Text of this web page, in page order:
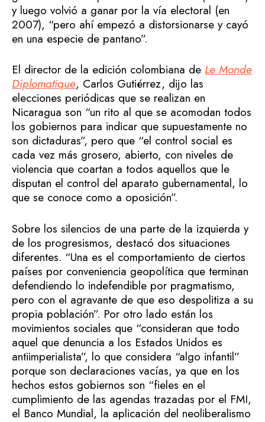
y luego volvió a ganar por la vía electoral (en
2007), “pero ahí empezó a distorsionarse y cayó
en una especie de pantano”.
El director de la edición colombiana de Le Monde
Diplomatique, Carlos Gutiérrez, dijo las
elecciones periódicas que se realizan en
Nicaragua son “un rito al que se acomodan todos
los gobiernos para indicar que supuestamente no
son dictaduras”, pero que “el control social es
cada vez más grosero, abierto, con niveles de
violencia que coartan a todos aquellos que le
disputan el control del aparato gubernamental, lo
que se conoce como a oposición”.
Sobre los silencios de una parte de la izquierda y
de los progresismos, destacó dos situaciones
diferentes. “Una es el comportamiento de ciertos
países por conveniencia geopolítica que terminan
defendiendo lo indefendible por pragmatismo,
pero con el agravante de que eso despolitiza a su
propia población”. Por otro lado están los
movimientos sociales que “consideran que todo
aquel que denuncia a los Estados Unidos es
antiimperialista”, lo que considera “algo infantil”
porque son declaraciones vacías, ya que en los
hechos estos gobiernos son “fieles en el
cumplimiento de las agendas trazadas por el FMI,
el Banco Mundial, la aplicación del neoliberalismo